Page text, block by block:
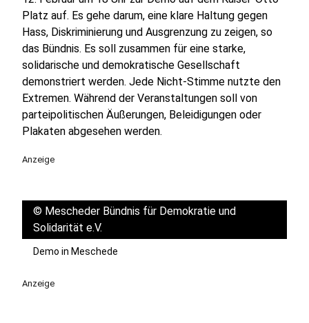
Platz auf. Es gehe darum, eine klare Haltung gegen
Hass, Diskriminierung und Ausgrenzung zu zeigen, so
das Bündnis. Es soll zusammen für eine starke,
solidarische und demokratische Gesellschaft
demonstriert werden. Jede Nicht-Stimme nutzte den
Extremen. Während der Veranstaltungen soll von
parteipolitischen Äußerungen, Beleidigungen oder
Plakaten abgesehen werden.
Anzeige
© Mescheder Bündnis für Demokratie und
Solidarität e.V.
Demo in Meschede
Anzeige